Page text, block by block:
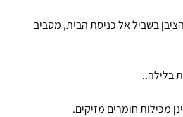
מגיעות 50 אבנים אותן תוכלו להציבן בשביל אל כניסת הבית, מסביב